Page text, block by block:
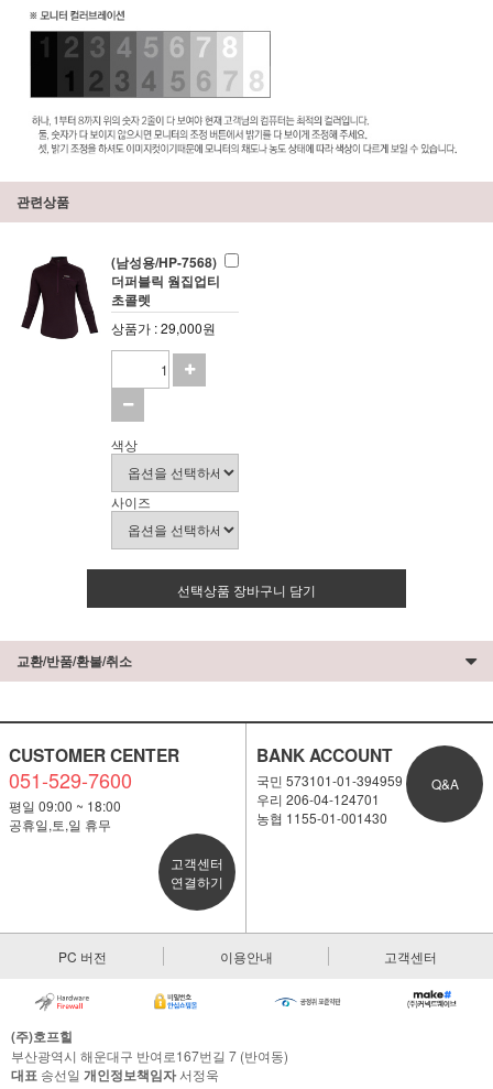
관련상품
(남성용/HP-7568)
더퍼블릭 웜집업티
초콜렛
상품가 : 29,000원
색상
사이즈
선택상품 장바구니 담기
교환/반품/환불/취소
CUSTOMER CENTER
051-529-7600
평일 09:00 ~ 18:00
공휴일,토,일 휴무
고객센터
연결하기
BANK ACCOUNT
국민 573101-01-394959
우리 206-04-124701
농협 1155-01-001430
Q&A
PC 버전 이용안내 고객센터
(주)호프힐
부산광역시 해운대구 반여로167번길 7 (반여동)
대표 송선일 개인정보책임자서정욱